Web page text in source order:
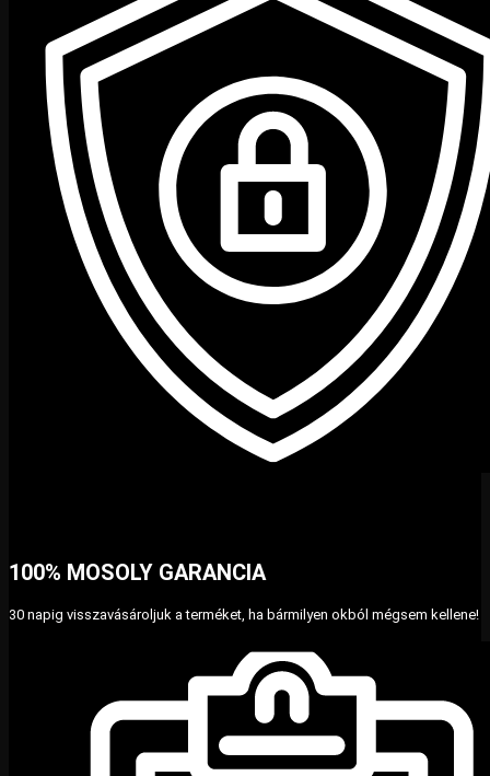
100% MOSOLY GARANCIA
30 napig visszavásároljuk a terméket, ha bármilyen okból mégsem kellene!